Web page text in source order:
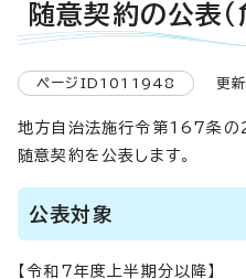
随意契約の公表（
ページID1011948 更新
地方自治法施行令第167条の
随意契約を公表します。
公表対象
【令和7年度上半期分以降】